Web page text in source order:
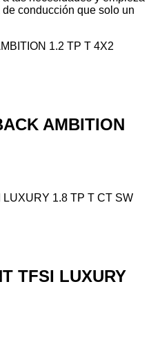
conducción que solo un
AMBITION
TFSI LUXURY